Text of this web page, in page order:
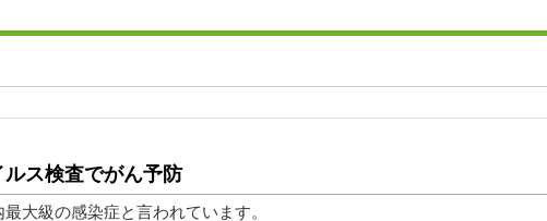
ス検査でがん予防
大級の感染症と言われています。